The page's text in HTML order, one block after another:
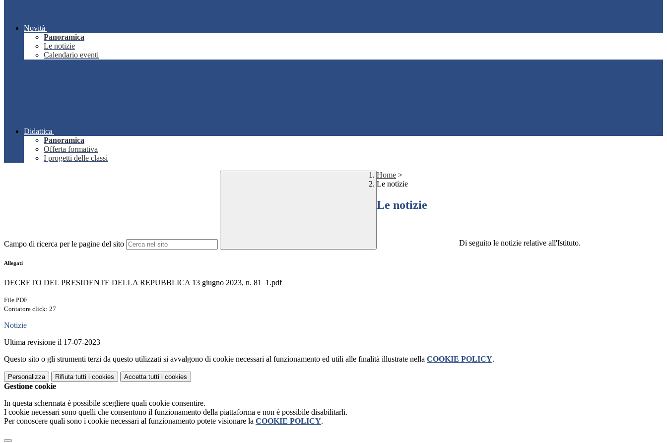
Novità
Panoramica
Le notizie
Calendario eventi
Didattica
Panoramica
Offerta formativa
I progetti delle classi
Campo di ricerca per le pagine del sito
Home >
Le notizie
Le notizie
Di seguito le notizie relative all'Istituto.
Allegati
DECRETO DEL PRESIDENTE DELLA REPUBBLICA 13 giugno 2023, n. 81_1.pdf
File PDF
Contatore click: 27
Notizie
Ultima revisione il 17-07-2023
Questo sito o gli strumenti terzi da questo utilizzati si avvalgono di cookie necessari al funzionamento ed utili alle finalità illustrate nella COOKIE POLICY.
Personalizza Rifiuta tutti i cookies Accetta tutti i cookies
Gestione cookie
In questa schermata è possibile scegliere quali cookie consentire.
I cookie necessari sono quelli che consentono il funzionamento della piattaforma e non è possibile disabilitarli.
Per conoscere quali sono i cookie necessari al funzionamento potete visionare la COOKIE POLICY.